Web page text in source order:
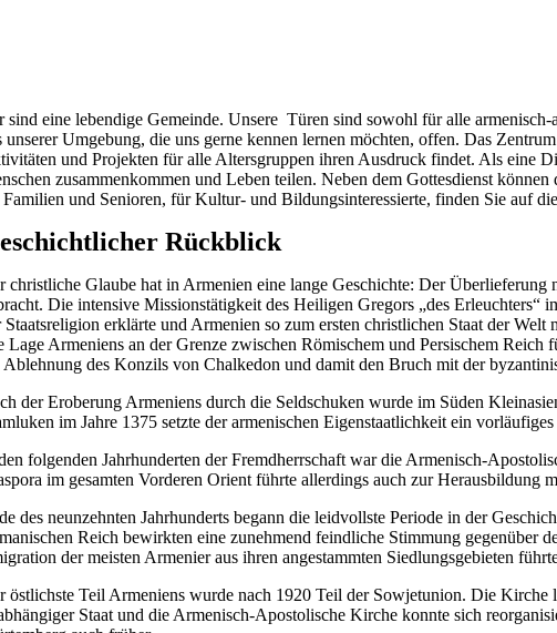
sind eine lebendige Gemeinde. Unsere Türen sind sowohl für alle
unserer Umgebung, die uns gerne kennen lernen möchten, offen. Das
und Projekten für alle Altersgruppen ihren Ausdruck findet. Als eine
zusammenkommen und Leben teilen. Neben dem Gottesdienst
und Senioren, für Kultur- und Bildungsinteressierte, finden Sie auf
Rückblick
christliche Glaube hat in Armenien eine lange Geschichte: Der
Die intensive Missionstätigkeit des Heiligen Gregors „des
Staatsreligion erklärte und Armenien so zum ersten christlichen Staat der Welt
Lage Armeniens an der Grenze zwischen Römischem und Persischem
Ablehnung des Konzils von Chalkedon und damit den Bruch mit der
der Eroberung Armeniens durch die Seldschuken wurde im Süden
im Jahre 1375 setzte der armenischen Eigenstaatlichkeit ein vorläufiges
folgenden Jahrhunderten der Fremdherrschaft war die Armenisch-
im gesamten Vorderen Orient führte allerdings auch zur
des neunzehnten Jahrhunderts begann die leidvollste Periode in der
Reich bewirkten eine zunehmend feindliche Stimmung
der meisten Armenier aus ihren angestammten Siedlungsgebieten
östlichste Teil Armeniens wurde nach 1920 Teil der Sowjetunion. Die Kirche
Staat und die Armenisch-Apostolische Kirche konnte sich